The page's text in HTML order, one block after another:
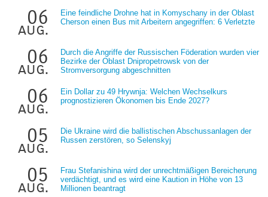
06
aug.
Eine feindliche Drohne hat in Komyschany in der Oblast
Cherson einen Bus mit Arbeitern angegriffen: 6 Verletzte
06
aug.
Durch die Angriffe der Russischen Föderation wurden vier
Bezirke der Oblast Dnipropetrowsk von der
Stromversorgung abgeschnitten
06
aug.
Ein Dollar zu 49 Hrywnja: Welchen Wechselkurs
prognostizieren Ökonomen bis Ende 2027?
05
aug.
Die Ukraine wird die ballistischen Abschussanlagen der
Russen zerstören, so Selenskyj
05
aug.
Frau Stefanishina wird der unrechtmäßigen Bereicherung
verdächtigt, und es wird eine Kaution in Höhe von 13
Millionen beantragt